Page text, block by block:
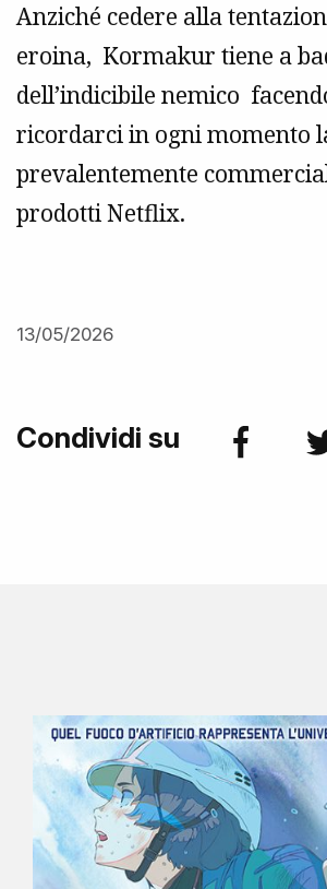
Anziché cedere alla
eroina, Kormakur tiene a
dell’indicibile nemico
ricordarci in ogni momento
prevalentemente
prodotti Netflix.
13/05/2026
Condividi su